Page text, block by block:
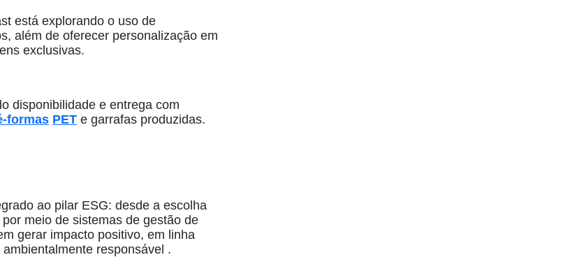
está explorando o uso de
além de oferecer personalização em
exclusivas.
disponibilidade e entrega com
PET e garrafas produzidas.
ao pilar ESG: desde a escolha
meio de sistemas de gestão de
gerar impacto positivo, em linha
responsável .